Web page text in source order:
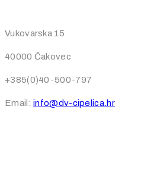
Vukovarska 15
40000 Čakovec
+385(0)40-500-797
Email:info@dv-cipelica.hr